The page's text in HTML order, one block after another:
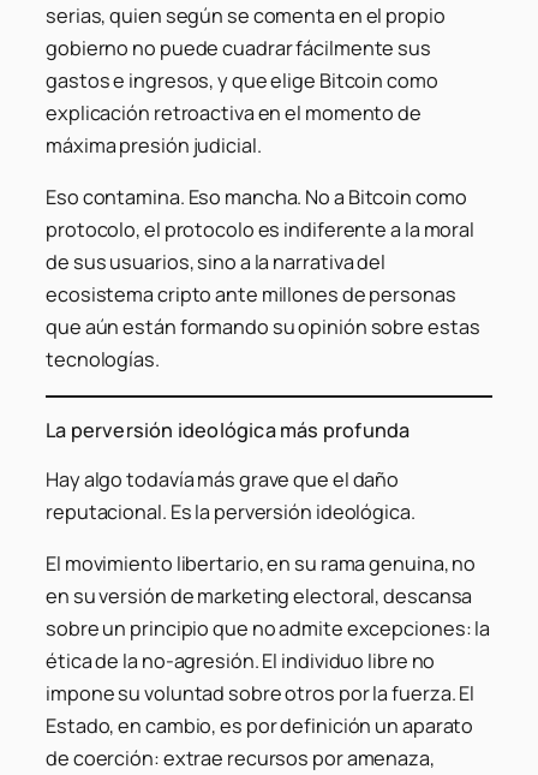
serias, quien según se comenta en el propio
gobierno no puede cuadrar fácilmente sus
gastos e ingresos, y que elige Bitcoin como
explicación retroactiva en el momento de
máxima presión judicial.
Eso contamina. Eso mancha. No a Bitcoin como
protocolo, el protocolo es indiferente a la moral
de sus usuarios, sino a la narrativadel
ecosistema cripto ante millones de personas
que aún están formando su opinión sobre estas
tecnologías.
La perversión ideológica más profunda
Hay algo todavía más grave que el daño
reputacional. Es la perversión ideológica.
El movimiento libertario, en su rama genuina, no
en su versión de marketing electoral, descansa
sobre un principio que no admite excepciones: la
ética de la no-agresión. El individuo libre no
impone su voluntad sobre otros por la fuerza. El
Estado, en cambio, es por definición un aparato
de coerción: extrae recursos por amenaza,